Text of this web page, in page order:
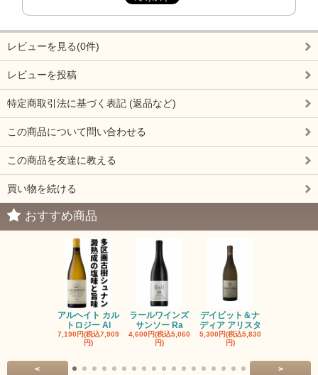
レビューを見る(0件)
レビューを投稿
特定商取引法に基づく表記 (返品など)
この商品について問い合わせる
この商品を友達に教える
買い物を続ける
おすすめ商品
アルヘイト カル
トロジー Al
7,190円(税込7,909
円)
ラールワインズ
サンソー Ra
4,600円(税込5,060
円)
デイビット＆ナ
ディア アリスタ
5,300円(税込5,830
円)
< >